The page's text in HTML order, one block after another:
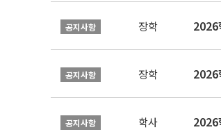
공지사항 장학 2026
공지사항 장학 2026
공지사항 학사